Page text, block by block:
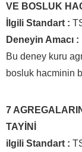
VE BOSLUK
İlgili Standart :
Deneyin Amacı :
Bu deney kuru
bosluk hacminin
7
TAYİNİ
ilgili Standart :